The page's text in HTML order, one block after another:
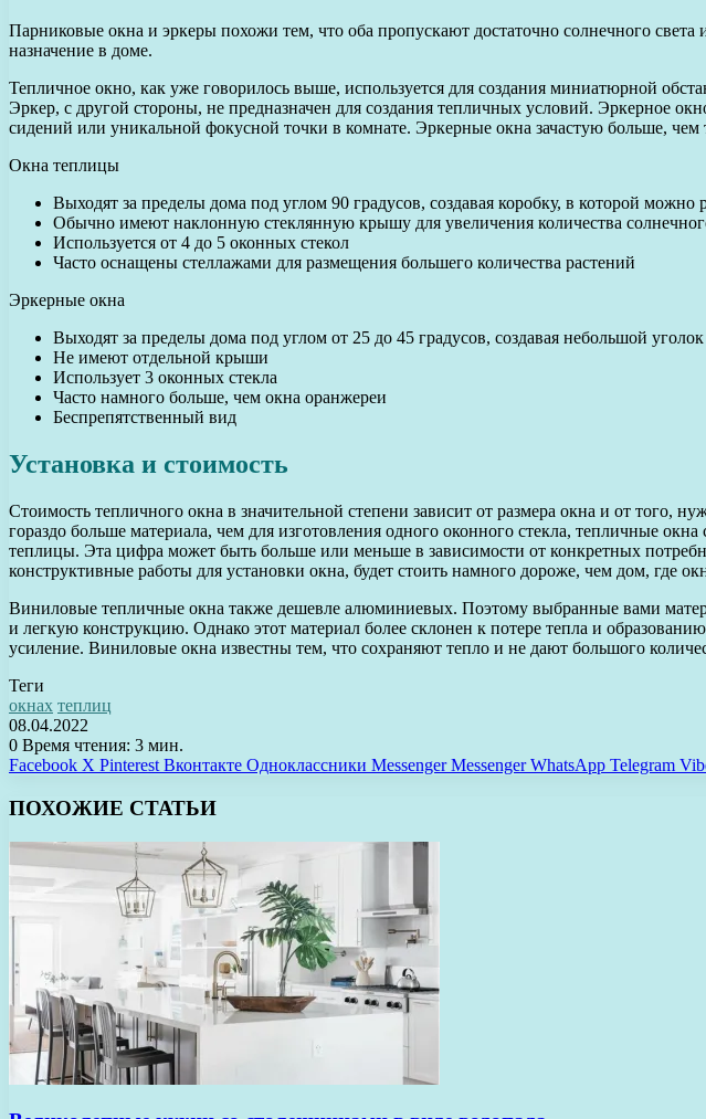
Парниковые окна и эркеры похожи тем, что оба пропускают достаточно солнечного
назначение в доме.
Тепличное окно, как уже говорилось выше, используется для создания миниатюрной
Эркер, с другой стороны, не предназначен для создания тепличных условий. Эркерное
сидений или уникальной фокусной точки в комнате. Эркерные окна зачастую больше, чем
Окна теплицы
Выходят за пределы дома под углом 90 градусов, создавая коробку, в которой можно
Обычно имеют наклонную стеклянную крышу для увеличения количества
Используется от 4 до 5 оконных стекол
Часто оснащены стеллажами для размещения большего количества растений
Эркерные окна
Выходят за пределы дома под углом от 25 до 45 градусов, создавая небольшой уголок
Не имеют отдельной крыши
Использует 3 оконных стекла
Часто намного больше, чем окна оранжереи
Беспрепятственный вид
Установка и стоимость
Стоимость тепличного окна в значительной степени зависит от размера окна и от того,
гораздо больше материала, чем для изготовления одного оконного стекла, тепличные
теплицы. Эта цифра может быть больше или меньше в зависимости от конкретных
конструктивные работы для установки окна, будет стоить намного дороже, чем дом, где
Виниловые тепличные окна также дешевле алюминиевых. Поэтому выбранные вами
и легкую конструкцию. Однако этот материал более склонен к потере тепла и
усиление. Виниловые окна известны тем, что сохраняют тепло и не дают большого
Теги
окнах теплиц
08.04.2022
0 Время чтения: 3 мин.
Facebook X Pinterest Вконтакте Одноклассники Messenger Messenger WhatsApp Telegram
ПОХОЖИЕ СТАТЬИ